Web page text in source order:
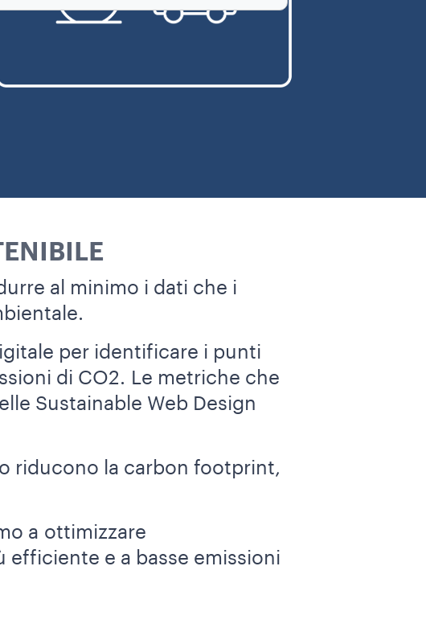
al minimo i dati che i
per identificare i punti
di CO2. Le metriche che
Sustainable Web Design
riducono la carbon footprint,
a ottimizzare
e a basse emissioni